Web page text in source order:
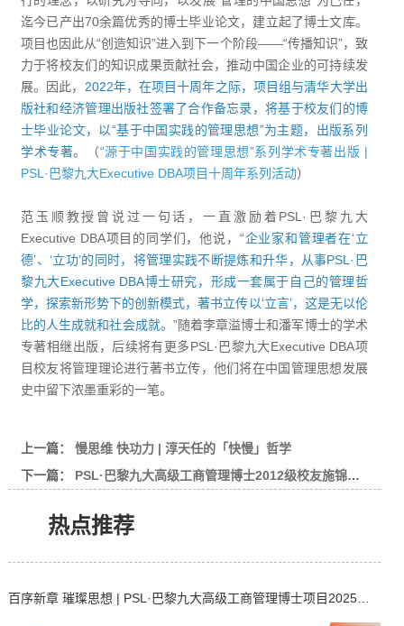
迄今已产出70余篇优秀的博士毕业论文，建立起了博士文库。
项目也因此从“创造知识”进入到下一个阶段——“传播知识”，致
力于将校友们的知识成果贡献社会，推动中国企业的可持续发
展。因此， 2022年，在项目十周年之际，项目组与清华大学出
版社和经济管理出版社签署了合作备忘录，将基于校友们的博
士毕业论文，以“基于中国实践的管理思想”为主题，出版系列
学术专著。（“源于中国实践的管理思想”系列学术专著出版 |
PSL·巴黎九大Executive DBA项目十周年系列活动）
范玉顺教授曾说过一句话，一直激励着PSL·巴黎九大
Executive DBA项目的同学们，他说，“企业家和管理者在‘立
德’、‘立功’的同时，将管理实践不断提炼和升华，从事PSL·巴
黎九大Executive DBA博士研究，形成一套属于自己的管理哲
学，探索新形势下的创新模式，著书立传以‘立言’，这是无以伦
比的人生成就和社会成就。 ”随着李章溢博士和潘军博士的学术
专著相继出版，后续将有更多PSL·巴黎九大Executive DBA项
目校友将管理理论进行著书立传，他们将在中国管理思想发展
史中留下浓墨重彩的一笔。
上一篇： 慢思维 快功力 | 淳天任的「快慢」哲学
下一篇： PSL·巴黎九大高级工商管理博士2012级校友施锦珊博士当选北京福建企业总商会第五届理事会会长
热点推荐
百序新章 璀璨思想 | PSL·巴黎九大高级工商管理博士项目2025级开学典礼暨百位博士校友庆典在京举行